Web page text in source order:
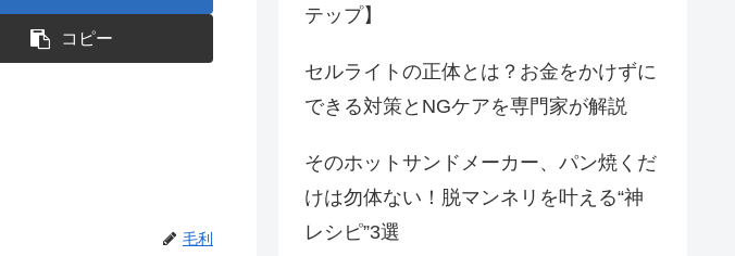
コピー
毛利
テップ】
セルライトの正体とは？お金をかけずに
できる対策とNGケアを専門家が解説
そのホットサンドメーカー、パン焼くだ
けは勿体ない！脱マンネリを叶える“神
レシピ”3選